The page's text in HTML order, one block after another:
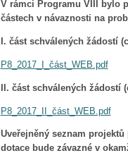
V rámci Programu VIII bylo
částech v návaznosti na
I. část schválených žádostí
P8_2017_I_část_WEB.pdf
II. část schválených žádostí
P8_2017_II_část_WEB.pdf
Uveřejněný seznam
dotace bude závazné v